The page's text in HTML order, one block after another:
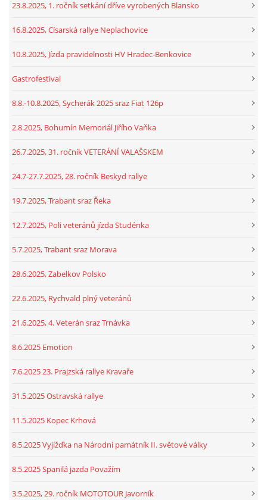
23.8.2025, 1. ročník setkání dříve vyrobených Blansko
16.8.2025, Císarská rallye Neplachovice
10.8.2025, Jízda pravidelnosti HV Hradec-Benkovice
Gastrofestival
8.8.-10.8.2025, Sycherák 2025 sraz Fiat 126p
2.8.2025, Bohumín Memoriál Jiřího Vaňka
26.7.2025, 31. ročník VETERÁNÍ VALAŠSKEM
24.7-27.7.2025, 28. ročník Beskyd rallye
19.7.2025, Trabant sraz Řeka
12.7.2025, Poli veteránů jízda Studénka
5.7.2025, Trabant sraz Morava
28.6.2025, Zabelkov Polsko
22.6.2025, Rychvald plný veteránů
21.6.2025, 4. Veterán sraz Trnávka
8.6.2025 Emotion
7.6.2025 23. Prajzská rallye Kravaře
31.5.2025 Ostravská rallye
11.5.2025 Kopec Krhová
8.5.2025 Vyjížďka na Národní památník II. světové války
8.5.2025 Spanilá jazda Považím
3.5.2025, 29. ročník MOTOTOUR Javorník